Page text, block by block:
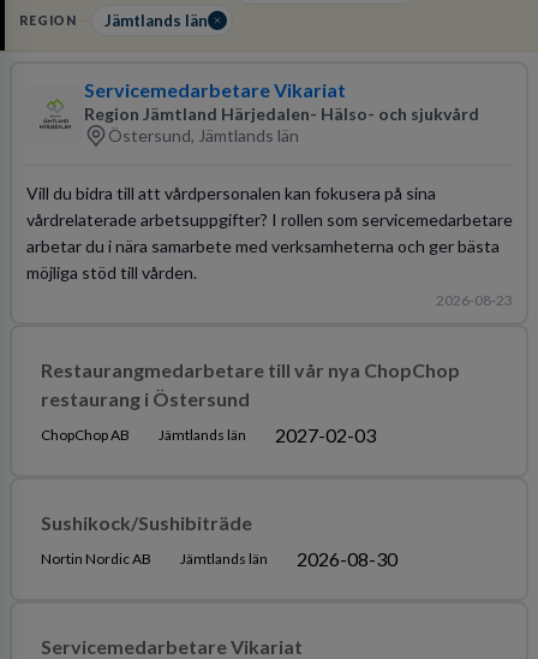
REGION Jämtlands län
Servicemedarbetare Vikariat
Region Jämtland Härjedalen- Hälso- och sjukvård
Östersund, Jämtlands län
Vill du bidra till att vårdpersonalen kan fokusera på sina
vårdrelaterade arbetsuppgifter? I rollen som servicemedarbetare
arbetar du i nära samarbete med verksamheterna och ger bästa
möjliga stöd till vården.
2026-08-23
Restaurangmedarbetare till vår nya ChopChop
restaurang i Östersund
ChopChop AB Jämtlands län 2027-02-03
Sushikock/Sushibiträde
Nortin Nordic AB Jämtlands län 2026-08-30
Servicemedarbetare Vikariat